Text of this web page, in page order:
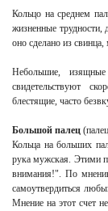
Кольцо на среднем
жизненные трудности,
оно сделано из
Небольшие,
свидетельствуют
блестящие, часто
Большой палец
Кольца на больших
рука мужская. Этими
внимания!". По мнению
самоутвердиться
Мнение на этот счет